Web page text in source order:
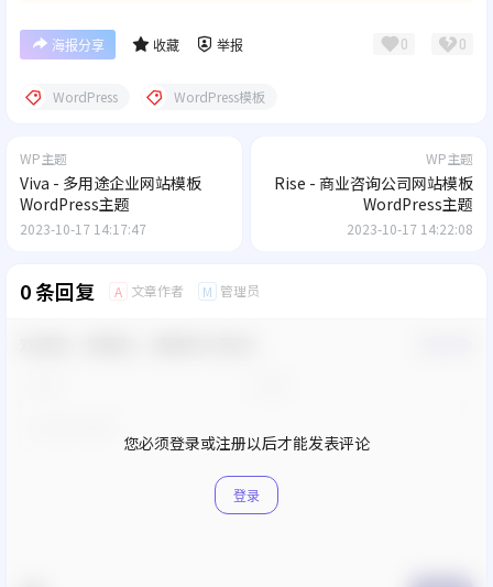
海报分享 收藏 举报 0 0
WordPress WordPress模板
WP主题
Viva - 多用途企业网站模板
WordPress主题
2023-10-17 14:17:47
WP主题
Rise - 商业咨询公司网站模板
WordPress主题
2023-10-17 14:22:08
0 条回复 A 文章作者 M 管理员
您必须登录或注册以后才能发表评论
登录